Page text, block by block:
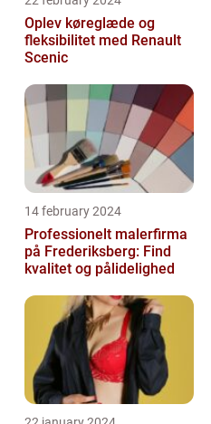
Oplev køreglæde og
fleksibilitet med Renault
Scenic
14 february 2024
Professionelt malerfirma
på Frederiksberg: Find
kvalitet og pålidelighed